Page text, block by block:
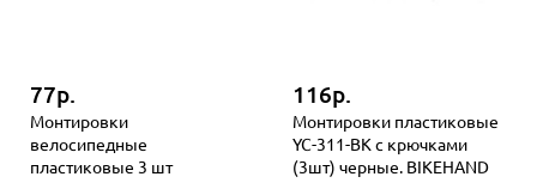
77р.
Монтировки
велосипедные
пластиковые 3 шт
116р.
Монтировки пластиковые
YC-311-BK с крючками
(3шт) черные. BIKEHAND